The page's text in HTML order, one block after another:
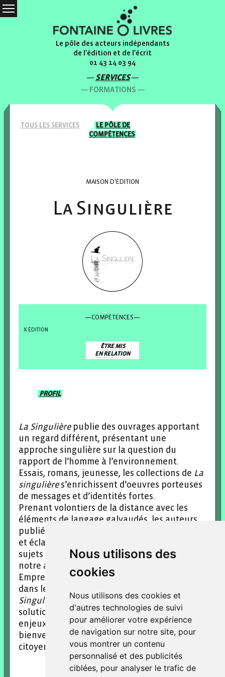
Nous utilisons des
cookies
Nous utilisons des cookies et
d'autres technologies de suivi
pour améliorer votre expérience
de navigation sur notre site, pour
vous montrer un contenu
personnalisé et des publicités
ciblées, pour analyser le trafic de
Le pôle des acteurs indépendants
de l'édition et de l'écrit
01 43 14 03 94
SERVICES
FORMATIONS
TOUS LES SERVICES LE PÔLEDE
COMPÉTENCES
MAISON D'ÉDITION
La Singulière
—COMPÉTENCES—
ÉDITION
ÊTRE MIS
EN RELATION
PROFIL
La Singulièrepublie des ouvrages apportant
un regard différent, présentant une
approche singulière sur la question du
rapport de l’homme à l’environnement.
Essais, romans, jeunesse, les collections de La
singulières’enrichissent d’oeuvres porteuses
de messages et d’identités fortes.
Prenant volontiers de la distance avec les
éléments de langage galvaudés, les auteurs
publiés chez
et éclairent sous un prisme nouveau les
sujets qui interrogent notre quotidien et
notre avenir.
Empreints d’optimisme dans la démarche ou
dans le verbe, les ouvrages édités par
Singulière
se veulent humanistes, porteurs de
solutions ou de clés de compréhension des
enjeux environnementaux, toujours
bienveillants, au service du lecteur et du
citoyen.